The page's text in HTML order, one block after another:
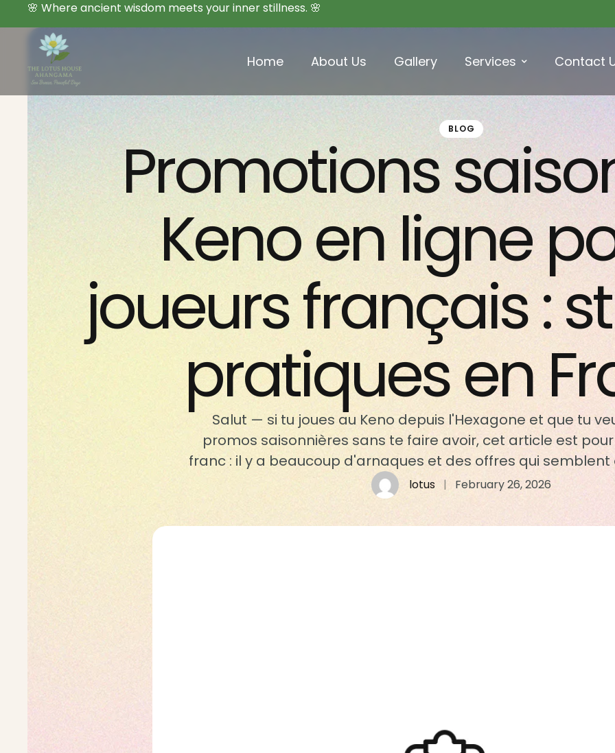
🌸 Where ancient wisdom meets your inner stillness. 🌸
Home About Us Gallery Services Contact
BLOG
Promotions
Keno en ligne
joueurs français :
pratiques en
Salut — si tu joues au Keno depuis l'Hexagone et que tu
promos saisonnières sans te faire avoir, cet article est
franc : il y a beaucoup d'arnaques et des offres qui
qui te laissent sur le carreau, alors restons pragmatiques.
lotus | February 26, 2026